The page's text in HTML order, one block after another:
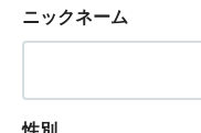
ニックネーム